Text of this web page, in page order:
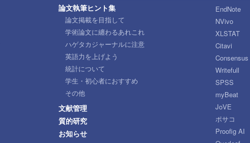
論文執筆ヒント集
論文掲載を目指して
学術論文に纏わるあれこれ
ハゲタカジャーナルに注意
英語力を上げよう
統計について
学生・初心者におすすめ
その他
文献管理
質的研究
お知らせ
EndNote
NVivo
XLSTAT
Citavi
Consensus
Writefull
SPSS
myBeat
JoVE
ポサコ
Proofig AI